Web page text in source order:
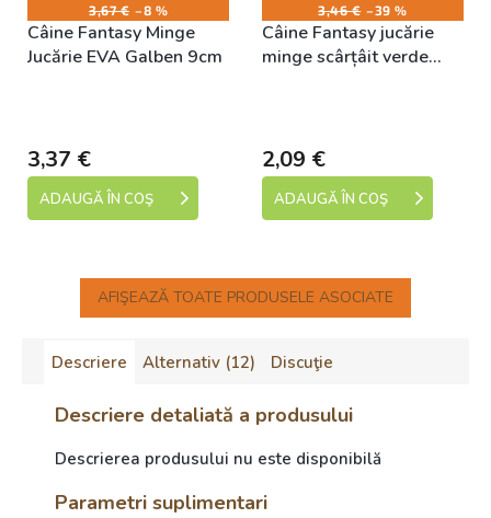
3,67 € –8 %
Câine Fantasy Minge
Jucărie EVA Galben 9cm
3,37 €
ADAUGĂ ÎN COŞ
3,46 € –39 %
Câine Fantasy jucărie
minge scârțâit verde
2,09 €
ADAUGĂ ÎN COŞ
AFIŞEAZĂ TOATE PRODUSELE ASOCIATE
Descriere Alternativ (12) Discuţie
Descriere detaliată a produsului
Descrierea produsului nu este disponibilă
Parametri suplimentari